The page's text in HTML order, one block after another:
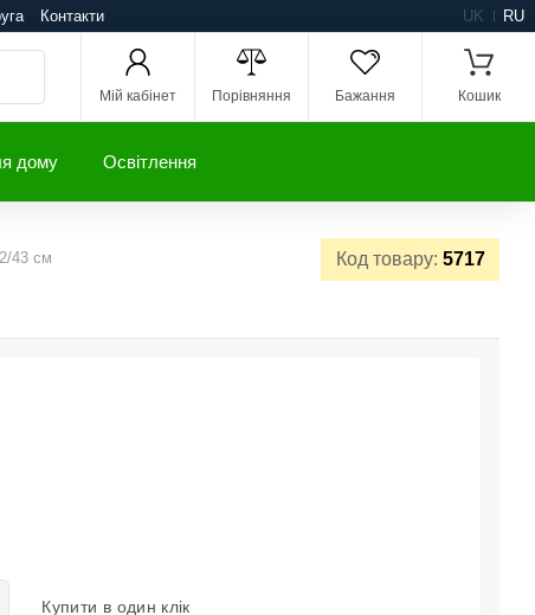
Контакти UK RU
Мій кабінет Порівняння Бажання Кошик
дому Освітлення
Код товару: 5717
43 см
Купити в один клік